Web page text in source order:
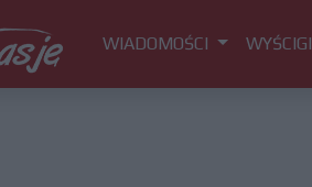
WIADOMOŚCI WYŚCIGI